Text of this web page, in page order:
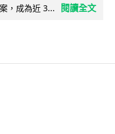
，成為近 3...
閱讀全文